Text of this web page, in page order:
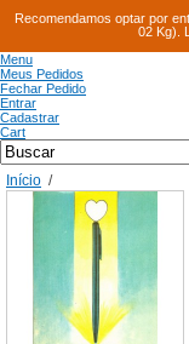
Recomendamos optar por
02 Kg).
Menu
Meus Pedidos
Fechar Pedido
Entrar
Cadastrar
Cart
Início /